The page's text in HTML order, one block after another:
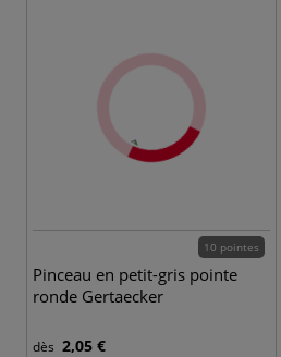
10 pointes
Pinceau en petit-gris pointe
ronde Gertaecker
dès 2,05 €